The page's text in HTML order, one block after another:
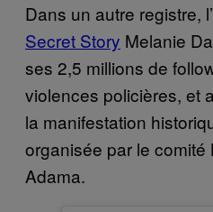
Dans un autre registre,
Secret Story Melanie
ses 2,5 millions de
violences policières, et
la manifestation
organisée par le comité
Adama.